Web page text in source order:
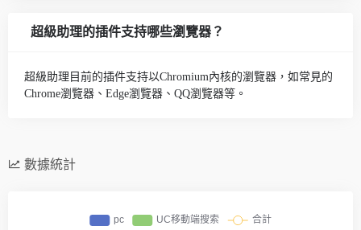
超級助理的插件支持哪些瀏覽器？
超級助理目前的插件支持以Chromium內核的瀏覽器，如常見的
Chrome瀏覽器、Edge瀏覽器、QQ瀏覽器等。
數據統計